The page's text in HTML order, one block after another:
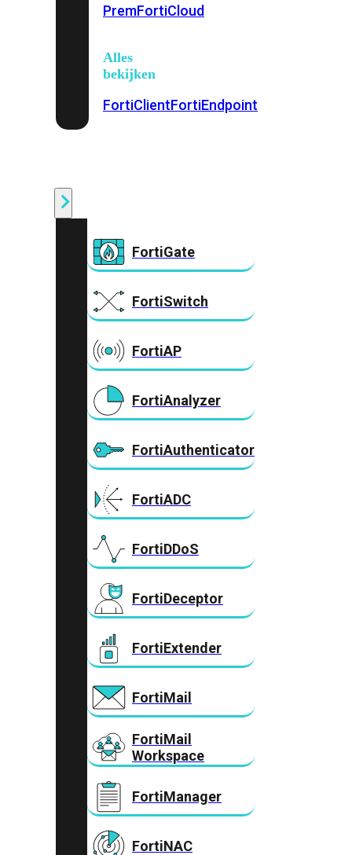
PremFortiCloud
Alles
bekijken
FortiClientFortiEndpoint
FortiGate
FortiSwitch
FortiAP
FortiAnalyzer
FortiAuthenticator
FortiADC
FortiDDoS
FortiDeceptor
FortiExtender
FortiMail
FortiMail
Workspace
FortiManager
FortiNAC